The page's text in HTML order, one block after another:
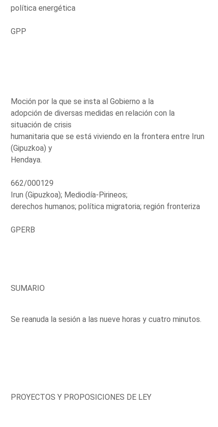
política energética
GPP
Moción por la que se insta al Gobierno a la
adopción de diversas medidas en relación con la
situación de crisis
humanitaria que se está viviendo en la frontera entre Irun
(Gipuzkoa) y
Hendaya.
662/000129
Irun (Gipuzkoa); Mediodía-Pirineos;
derechos humanos; política migratoria; región fronteriza
GPERB
SUMARIO
Se reanuda la sesión a las nueve horas y cuatro minutos.
PROYECTOS Y PROPOSICIONES DE LEY